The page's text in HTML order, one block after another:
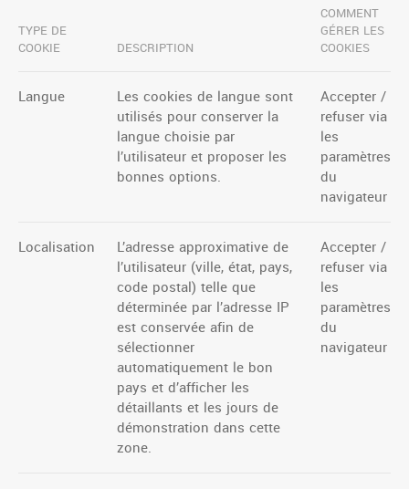
TYPE DE
COOKIE DESCRIPTION
COMMENT
GÉRER LES
COOKIES
Langue Les cookies de langue sont
utilisés pour conserver la
langue choisie par
l’utilisateur et proposer les
bonnes options.
Accepter /
refuser via
les
paramètres
du
navigateur
Localisation
L’adresse approximative de
l’utilisateur (ville, état, pays,
code postal) telle que
déterminée par l’adresse IP
est conservée afin de
sélectionner
automatiquement le bon
pays et d’afficher les
détaillants et les jours de
démonstration dans cette
zone.
Accepter /
refuser via
les
paramètres
du
navigateur